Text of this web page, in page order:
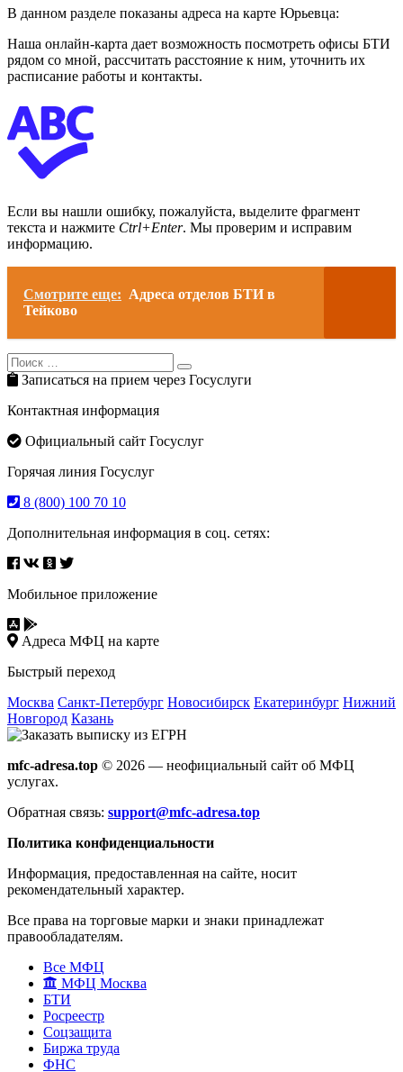
В данном разделе показаны адреса на карте Юрьевца:
Наша онлайн-карта дает возможность посмотреть офисы БТИ
рядом со мной, рассчитать расстояние к ним, уточнить их
расписание работы и контакты.
Если вы нашли ошибку, пожалуйста, выделите фрагмент
текста и нажмите Ctrl+Enter. Мы проверим и исправим
информацию.
Смотрите еще: Адреса отделов БТИ в
Тейково
Search
for:
Search
Записаться на прием через Госуслуги
Контактная информация
Официальный сайт Госуслуг
Горячая линия Госуслуг
8 (800) 100 70 10
Дополнительная информация в соц. сетях:
Мобильное приложение
Адреса МФЦ на карте
Быстрый переход
Москва Санкт-Петербург Новосибирск Екатеринбург Нижний
Новгород Казань
mfc-adresa.top © 2026 — неофициальный сайт об МФЦ
услугах.
Обратная связь: support@mfc-adresa.top
Политика конфиденциальности
Информация, предоставленная на сайте, носит
рекомендательный характер.
Все права на торговые марки и знаки принадлежат
правообладателям.
Все МФЦ
МФЦ Москва
БТИ
Росреестр
Соцзащита
Биржа труда
ФНС